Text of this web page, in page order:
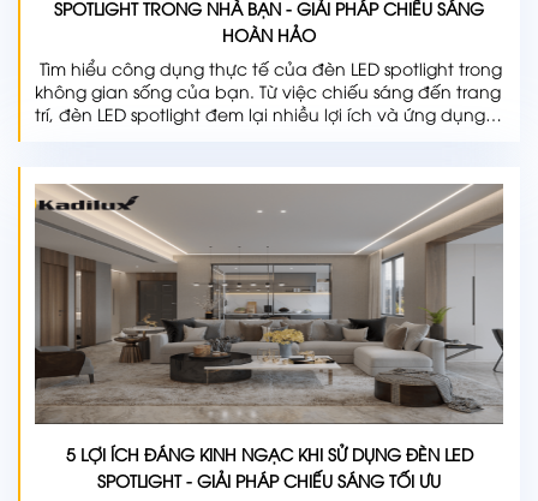
SPOTLIGHT TRONG NHÀ BẠN - GIẢI PHÁP CHIẾU SÁNG
HOÀN HẢO
Tìm hiểu công dụng thực tế của đèn LED spotlight trong
không gian sống của bạn. Từ việc chiếu sáng đến trang
trí, đèn LED spotlight đem lại nhiều lợi ích và ứng dụng
5 LỢI ÍCH ĐÁNG KINH NGẠC KHI SỬ DỤNG ĐÈN LED
SPOTLIGHT - GIẢI PHÁP CHIẾU SÁNG TỐI ƯU